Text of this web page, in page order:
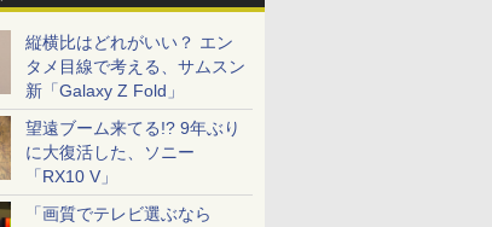
縦横比はどれがいい？ エン
タメ目線で考える、サムスン
新「Galaxy Z Fold」
望遠ブーム来てる!? 9年ぶり
に大復活した、ソニー
「RX10 V」
「画質でテレビ選ぶなら